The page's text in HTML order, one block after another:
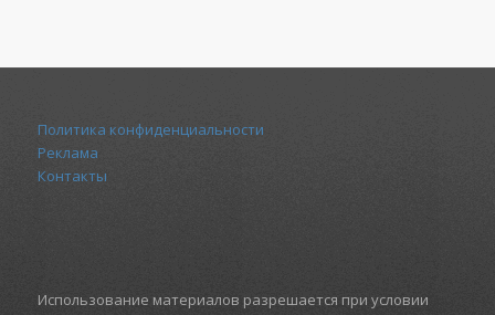
Политика конфиденциальности
Реклама
Контакты
Использование материалов разрешается при условии